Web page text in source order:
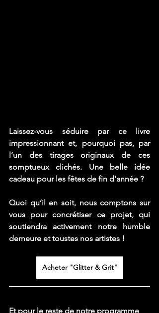
Laissez-vous séduire par ce livre
impressionnant et, pourquoi pas, par
l’un des tirages originaux de ces
somptueux clichés. Une belle idée
cadeau pour les fêtes de fin d’année ?
Quoi qu’il en soit, nous comptons sur
vous pour concrétiser ce projet, qui
soutiendra activement notre humble
demeure et toustes nos artistes !
Acheter "Glitter & Grit"
Et pour le reste de notre programme